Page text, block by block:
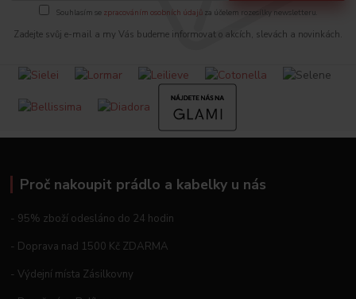
Souhlasím se zpracováním osobních údajů za účelem rozesílky newsletteru.
Zadejte svůj e-mail a my Vás budeme informovat o akcích, slevách a novinkách.
Proč nakoupit prádlo a kabelky u nás
- 95% zboží odesláno do 24 hodin
- Doprava nad 1500 Kč ZDARMA
- Výdejní místa Zásilkovny